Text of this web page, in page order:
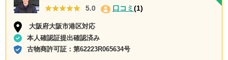
★★★★★
★★★★★ 5.0 口コミ(1)
大阪府大阪市港区対応
本人確認証提出確認済み
古物商許可証：第62223R065634号